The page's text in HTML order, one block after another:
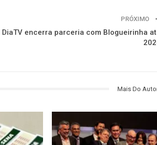
PRÓXIMO
DiaTV encerra parceria com Blogueirinha
Mais Do